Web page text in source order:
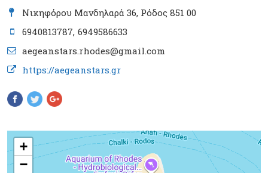
Νικηφόρου Μανδηλαρά 36, Ρόδος 851 00
6940813787 6949586633
aegeanstars.rhodes@gmail.com
https://aegeanstars.gr
+
−